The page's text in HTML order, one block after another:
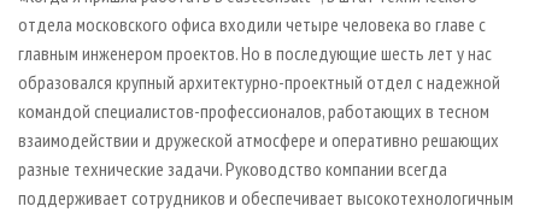
отдела московского офиса входили четыре человека во главе с
главным инженером проектов. Но в последующие шесть лет у нас
образовался крупный архитектурно-проектный отдел с надежной
командой специалистов-профессионалов, работающих в тесном
взаимодействии и дружеской атмосфере и оперативно решающих
разные технические задачи. Руководство компании всегда
поддерживает сотрудников и обеспечивает высокотехнологичным